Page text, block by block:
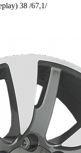
38 /67,1/